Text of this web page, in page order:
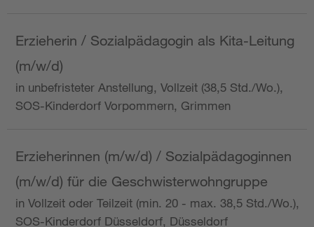
Erzieherin / Sozialpädagogin als Kita-Leitung
(m/w/d)
in unbefristeter Anstellung, Vollzeit (38,5 Std./Wo.),
SOS-Kinderdorf Vorpommern, Grimmen
Erzieherinnen (m/w/d) / Sozialpädagoginnen
(m/w/d) für die Geschwisterwohngruppe
in Vollzeit oder Teilzeit (min. 20 - max. 38,5 Std./Wo.),
SOS-Kinderdorf Düsseldorf, Düsseldorf